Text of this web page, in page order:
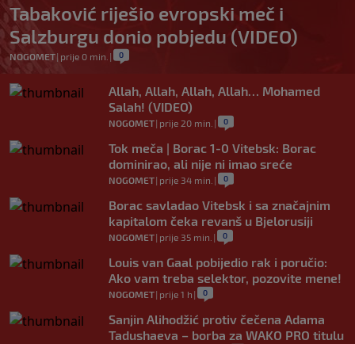
Tabaković riješio evropski meč i
Salzburgu donio pobjedu (VIDEO)
NOGOMET| prije 0 min. | 0
Allah, Allah, Allah, Allah… Mohamed
Salah! (VIDEO)
NOGOMET| prije 20 min. | 0
Tok meča | Borac 1-0 Vitebsk: Borac
dominirao, ali nije ni imao sreće
NOGOMET| prije 34 min. | 0
Borac savladao Vitebsk i sa značajnim
kapitalom čeka revanš u Bjelorusiji
NOGOMET| prije 35 min. | 0
Louis van Gaal pobijedio rak i poručio:
Ako vam treba selektor, pozovite mene!
NOGOMET| prije 1 h | 0
Sanjin Alihodžić protiv čečena Adama
Tadushaeva – borba za WAKO PRO titulu